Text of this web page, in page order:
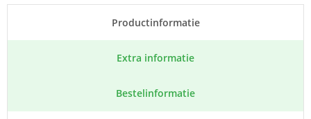
Product­informatie
Extra informatie
Bestel­informatie